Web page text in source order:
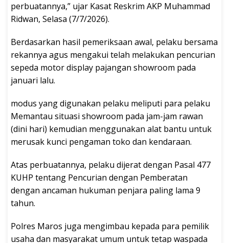
perbuatannya,” ujar Kasat Reskrim AKP Muhammad
Ridwan, Selasa (7/7/2026).
Berdasarkan hasil pemeriksaan awal, pelaku bersama
rekannya agus mengakui telah melakukan pencurian
sepeda motor display pajangan showroom pada
januari lalu.
modus yang digunakan pelaku meliputi para pelaku
Memantau situasi showroom pada jam-jam rawan
(dini hari) kemudian menggunakan alat bantu untuk
merusak kunci pengaman toko dan kendaraan.
Atas perbuatannya, pelaku dijerat dengan Pasal 477
KUHP tentang Pencurian dengan Pemberatan
dengan ancaman hukuman penjara paling lama 9
tahun.
Polres Maros juga mengimbau kepada para pemilik
usaha dan masyarakat umum untuk tetap waspada